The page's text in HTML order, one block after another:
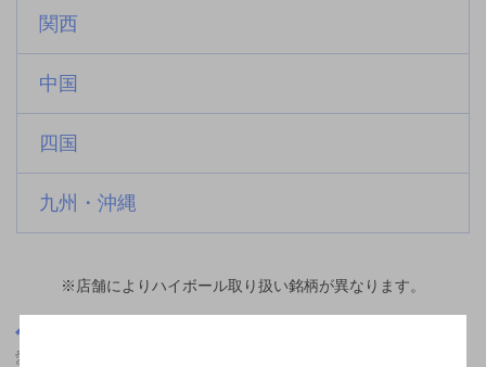
関西
中国
四国
九州・沖縄
※店舗によりハイボール取り扱い銘柄が異なります。
愛媛県,バー,10,000円以上,飲み放題ありの神泡超達人店